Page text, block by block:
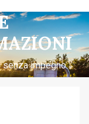
impegno.